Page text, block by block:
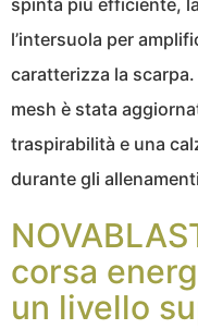
spinta più efficiente,
l’intersuola per
caratterizza la
mesh è stata
traspirabilità e una
durante gli
corsa
un livello